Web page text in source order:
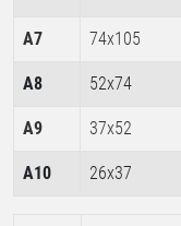
A7 74x105
A8 52x74
A9 37x52
A10 26x37